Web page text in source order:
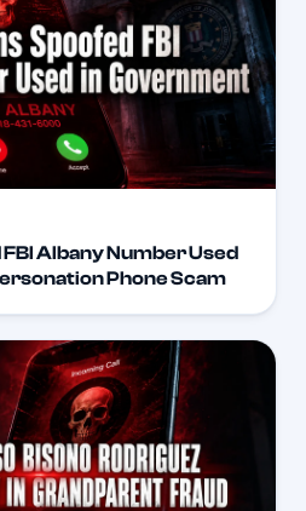
Albany Number Used
Phone Scam